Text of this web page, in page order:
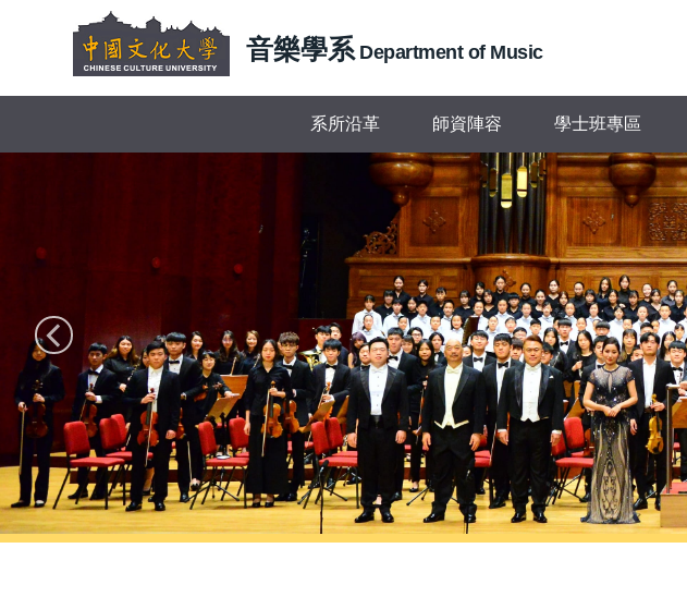
要
音樂學系 Department of Music
系所沿革 師資陣容 學士班專區